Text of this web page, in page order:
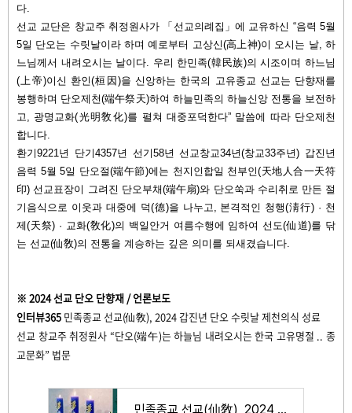
다.
선교 교단은 창교주 취정원사가 「선교의례집」에 교유하신 “음력 5월
5일 단오는 수릿날이라 하며 예로부터 고상신(高上神)이 오시는 날, 하
느님께서 내려오시는 날이다. 우리 한민족(韓民族)의 시조이며 하느님
(上帝)이신 환인(桓因)을 신앙하는 한국의 고유종교 선교는 단향재를
봉행하며 단오제천(端午祭天)하여 하늘민족의 하늘신앙 전통을 보전하
고, 광명교화(光明敎化)를 펼쳐 대중포덕한다” 말씀에 따라 단오제천
합니다.
환기9221년 단기4357년 선기58년 선교창교34년(창교33주년) 갑진년
음력 5월 5일 단오절(端午節)에는 천지인합일 천부인(天地人合一天符
印) 선교표장이 그려진 단오부채(端午扇)와 단오쑥과 수리취로 만든 절
기음식으로 이웃과 대중에 덕(德)을 나누고, 본격적인 청행(淸行) · 천
제(天祭) · 교화(敎化)의 백일안거 여름수행에 임하여 선도(仙道)를 닦
는 선교(仙敎)의 전통을 계승하는 깊은 의미를 되새겼습니다.
※ 2024 선교 단오 단향재 / 언론보도
인터뷰365 민족종교 선교(仙敎), 2024 갑진년 단오 수릿날 제천의식 성료
선교 창교주 취정원사 “단오(端午)는 하늘님 내려오시는 한국 고유명절 .. 종
교문화” 법문
민족종교 선교(仙敎), 2024 갑진년 단오 수릿날 제천의식 성료 - 인터뷰365 - 대한민국 인터넷대상